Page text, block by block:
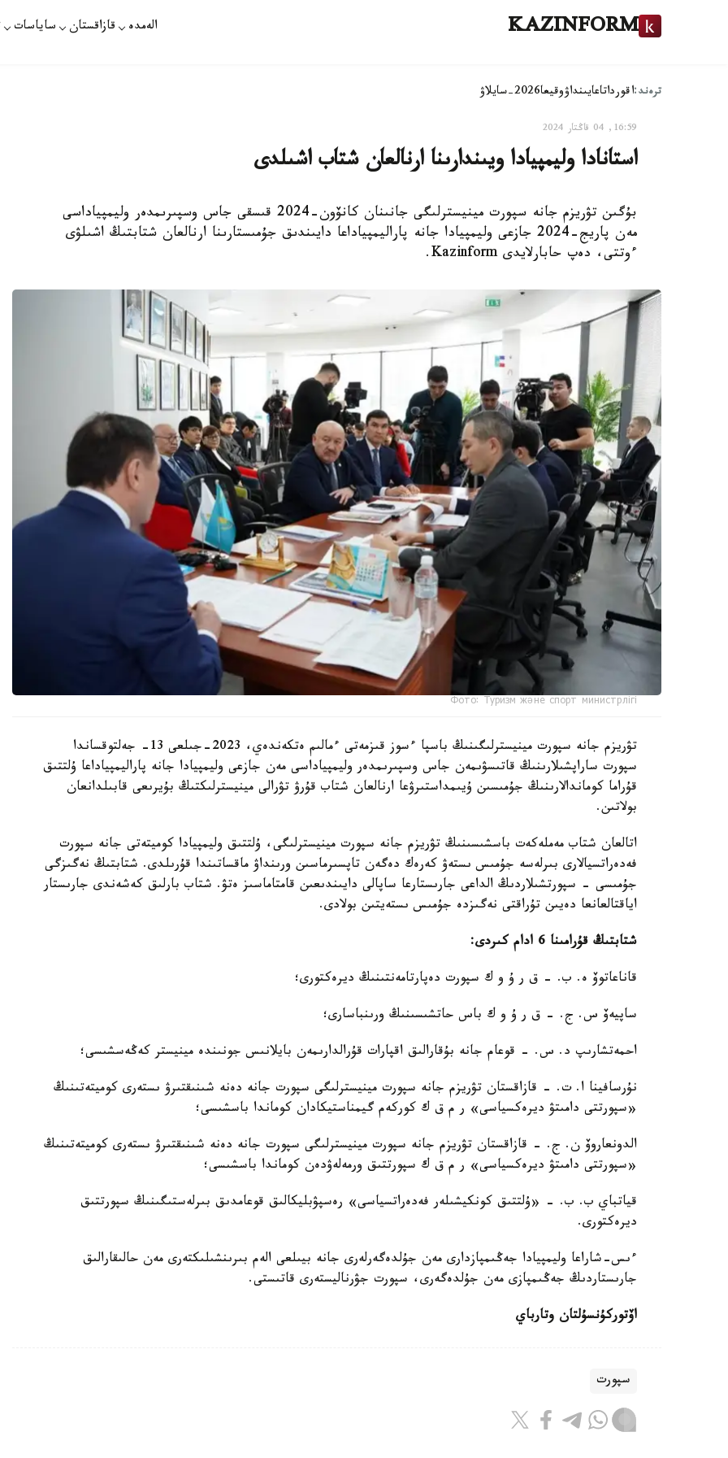
KAZINFORM الەمدە قازاقستان ساياسات
ترەند:اقورداتاعايىنداۋوقيعا2026-سايلاۋ
16:59, 04 قاڭتار 2024
استانادا وليمپيادا ويىندارىنا ارنالعان شتاب اشىلدى
بۇگىن تۋريزم جانە سپورت مينيسترلىگى جانىنان كانۆون-2024 قىسقى جاس وسپىرىمدەر وليمپياداسى
مەن پاريج-2024 جازعى وليمپيادا جانە پاراليمپياداعا دايىندىق جۇمىستارىنا ارنالعان شتابتىڭ اشىلۋى
ءوتتى، دەپ حابارلايدى Kazinform.
Фото: Туризм және спорт министрлігі
تۋريزم جانە سپورت مينيسترلىگىنىڭ باسپا ءسوز قىزمەتى ءمالىم ەتكەندەي، 2023-جىلعى 13- جەلتوقساندا
سپورت ساراپشىلارىنىڭ قاتىسۋىمەن جاس وسپىرىمدەر وليمپياداسى مەن جازعى وليمپيادا جانە پاراليمپياداعا ۇلتتىق
قۇراما كوماندالارىنىڭ جۇمىسىن ۇيىمداستىرۋعا ارنالعان شتاب قۇرۋ تۋرالى مينيسترلىكتىڭ بۇيرىعى قابىلدانعان
بولاتىن.
اتالعان شتاب مەملەكەت باسشىسىنىڭ تۋريزم جانە سپورت مينيسترلىگى، ۇلتتىق وليمپيادا كوميتەتى جانە سپورت
فەدەراتسيالارى بىرلەسە جۇمىس ىستەۋ كەرەك دەگەن تاپسىرماسىن ورىنداۋ ماقساتىندا قۇرىلدى. شتابتىڭ نەگىزگى
جۇمىسى - سپورتشىلاردىڭ الداعى جارىستارعا ساپالى دايىندىعىن قامتاماسىز ەتۋ. شتاب بارلىق كەشەندى جارىستار
اياقتالعانعا دەيىن تۇراقتى نەگىزدە جۇمىس ىستەيتىن بولادى.
شتابتىڭ قۇرامىنا 6 ادام كىردى:
قاناعاتوۆ ە. ب. – ق ر ۇ و ك سپورت دەپارتامەنتىنىڭ ديرەكتورى؛
ساپيەۆ س. ج. – ق ر ۇ و ك باس حاتشىسىنىڭ ورىنباسارى؛
احمەتشارىپ د. س. - قوعام جانە بۇقارالىق اقپارات قۇرالدارىمەن بايلانىس جونىندە مينيستر كەڭەسشىسى؛
نۇرسافينا ا. ت. - قازاقستان تۋريزم جانە سپورت مينيسترلىگى سپورت جانە دەنە شىنىقتىرۋ ىستەرى كوميتەتىنىڭ
«سپورتتى دامىتۋ ديرەكسياسى» ر م ق ك كوركەم گيمناستيكادان كوماندا باسشىسى؛
الدونعاروۆ ن. ج. - قازاقستان تۋريزم جانە سپورت مينيسترلىگى سپورت جانە دەنە شىنىقتىرۋ ىستەرى كوميتەتىنىڭ
«سپورتتى دامىتۋ ديرەكسياسى» ر م ق ك سپورتتىق ورمەلەۋدەن كوماندا باسشىسى؛
قياتباي ب. ب. - «ۇلتتىق كونكيشىلەر فەدەراتسياسى» رەسپۋبليكالىق قوعامدىق بىرلەستىگىنىڭ سپورتتىق
ديرەكتورى.
ءىس-شاراعا وليمپيادا جەڭىمپازدارى مەن جۇلدەگەرلەرى جانە بيىلعى الەم بىرىنشىلىكتەرى مەن حالىقارالىق
جارىستاردىڭ جەڭىمپازى مەن جۇلدەگەرى، سپورت جۋرناليستەرى قاتىستى.
اۆتوركۇنسۇلتان وتارباي
سپورت